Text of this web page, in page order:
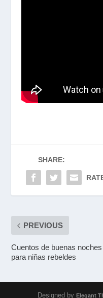
SHARE:
PREVIOUS
Cuentos de buenas noches
para niñas rebeldes
Designed by Elegant